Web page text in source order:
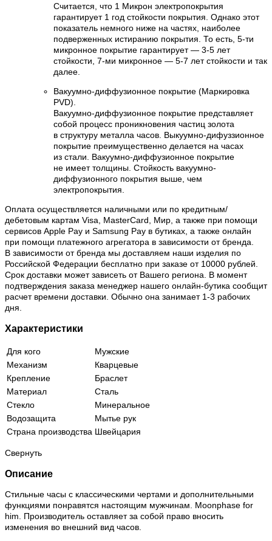
Считается, что 1 Микрон электропокрытия
гарантирует 1 год стойкости покрытия. Однако этот
показатель немного ниже на частях, наиболее
подверженных истиранию покрытия. То есть, 5-ти
микронное покрытие гарантирует — 3-5 лет
стойкости, 7-ми микронное — 5-7 лет стойкости и так
далее.
Вакуумно-диффузионное покрытие (Маркировка
PVD).
Вакуумно-диффузионное покрытие представляет
собой процесс проникновения частиц золота
в структуру металла часов. Выкуумно-дифуззионное
покрытие преимущественно делается на часах
из стали. Вакуумно-диффузионное покрытие
не имеет толщины. Стойкость вакуумно-
диффузионного покрытия выше, чем
электропокрытия.
Оплата осуществляется наличными или по кредитным/
дебетовым картам Visa, MasterCard, Мир, а также при помощи
сервисов Apple Pay и Samsung Pay в бутиках, а также онлайн
при помощи платежного агрегатора в зависимости от бренда.
В зависимости от бренда мы доставляем наши изделия по
Российской Федерации бесплатно при заказе от 10000 рублей.
Срок доставки может зависеть от Вашего региона. В момент
подтверждения заказа менеджер нашего онлайн-бутика сообщит
расчет времени доставки. Обычно она занимает 1-3 рабочих
дня.
Характеристики
Для кого
Мужские
Механизм
Кварцевые
Крепление
Браслет
Материал
Сталь
Стекло
Минеральное
Водозащита
Мытье рук
Страна производства Швейцария
Свернуть
Описание
Стильные часы с классическими чертами и дополнительными
функциями понравятся настоящим мужчинам. Moonphase for
him. Производитель оставляет за собой право вносить
изменения во внешний вид часов.